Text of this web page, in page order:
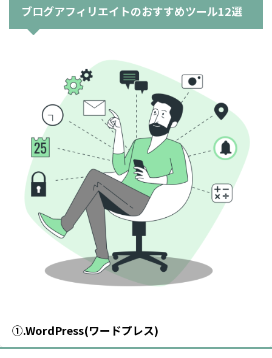
ブログアフィリエイトのおすすめツール12選
①.WordPress(ワードプレス)